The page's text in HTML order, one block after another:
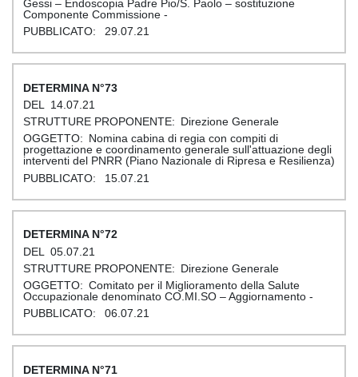
Gessi – Endoscopia Padre Pio/S. Paolo – sostituzione
Componente Commissione -
29.07.21
73
14.07.21
Direzione Generale
Nomina cabina di regia con compiti di
progettazione e coordinamento generale sull'attuazione degli
interventi del PNRR (Piano Nazionale di Ripresa e Resilienza)
15.07.21
72
05.07.21
Direzione Generale
Comitato per il Miglioramento della Salute
Occupazionale denominato CO.MI.SO – Aggiornamento -
06.07.21
71